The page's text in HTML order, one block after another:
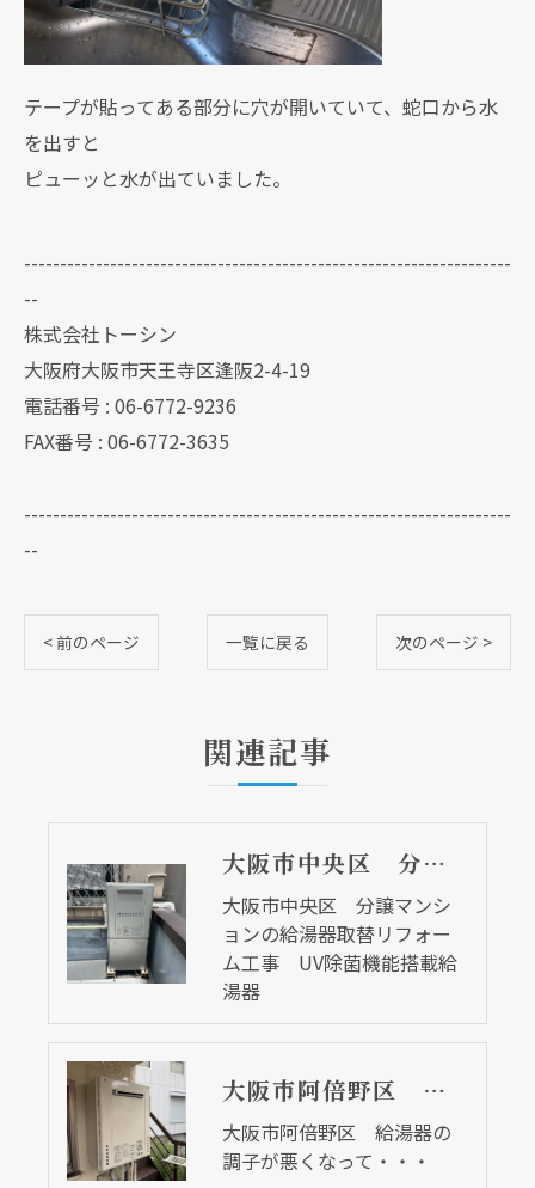
テープが貼ってある部分に穴が開いていて、蛇口から水
を出すと
ピューッと水が出ていました。
--------------------------------------------------------------------
--
株式会社トーシン
大阪府大阪市天王寺区逢阪2-4-19
電話番号 : 06-6772-9236
FAX番号 : 06-6772-3635
--------------------------------------------------------------------
--
< 前のページ 一覧に戻る 次のページ >
関連記事
大阪市中央区 分譲マンションの給湯器取替リフォーム工事 UV除菌機能搭載給湯器
大阪市中央区 分譲マンシ
ョンの給湯器取替リフォー
ム工事 UV除菌機能搭載給
湯器
大阪市阿倍野区 給湯器の調子が悪くなって・・・
大阪市阿倍野区 給湯器の
調子が悪くなって・・・